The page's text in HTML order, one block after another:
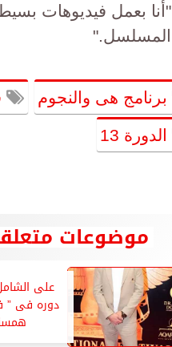
"أنا بعمل فيديوهات
المسلسل."
برنامج هى والنجوم
الدورة 13
موضوعات
على
دوره فى ”